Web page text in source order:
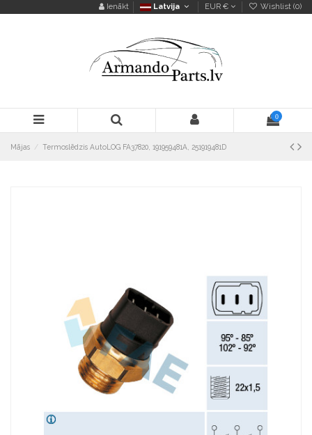
Ienākt Latvija EUR € Wishlist (0)
0
Mājas Termoslēdzis AutoLOG FA37820, 191959481A, 251919481D